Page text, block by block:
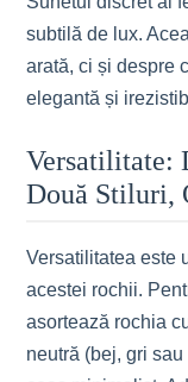
subtilă de lux.
arată, ci și despre
elegantă și
Versatilitate:
Două Stiluri,
Versatilitatea este
acestei rochii.
asortează rochia
neutră (bej, gri